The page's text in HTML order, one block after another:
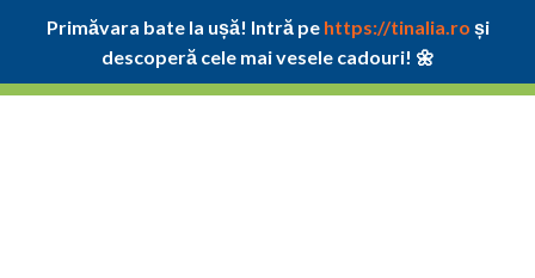
Primăvara bate la ușă! Intră pe https://tinalia.ro și
descoperă cele mai vesele cadouri! 🌼
Skip